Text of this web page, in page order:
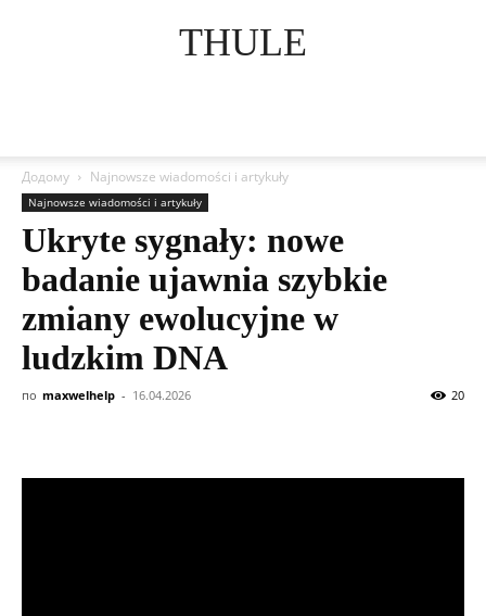
THULE
Додому Najnowsze wiadomości i artykuły
Najnowsze wiadomości i artykuły
Ukryte sygnały: nowe
badanie ujawnia szybkie
zmiany ewolucyjne w
ludzkim DNA
по maxwelhelp - 16.04.2026 20